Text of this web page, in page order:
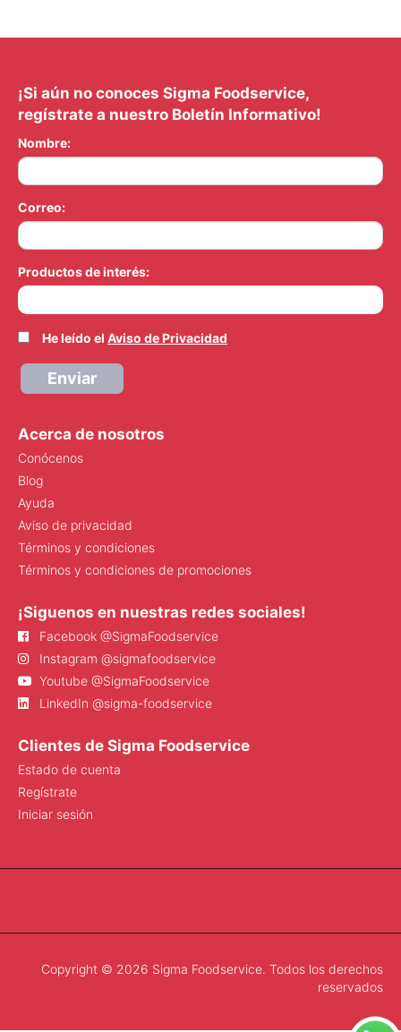
¡Si aún no conoces Sigma Foodservice,
regístrate a nuestro Boletín Informativo!
Nombre:
Correo:
Productos de interés:
He leído el Aviso de Privacidad
Enviar
Acerca de nosotros
Conócenos
Blog
Ayuda
Aviso de privacidad
Términos y condiciones
Términos y condiciones de promociones
¡Siguenos en nuestras redes sociales!
Facebook @SigmaFoodservice
Instagram @sigmafoodservice
Youtube @SigmaFoodservice
LinkedIn @sigma-foodservice
Clientes de Sigma Foodservice
Estado de cuenta
Regístrate
Iniciar sesión
Copyright © 2026 Sigma Foodservice. Todos los derechos
reservados